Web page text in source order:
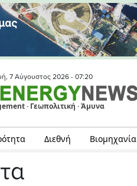
7 Αύγουστος 2026 - 07:20
· Γεωπολιτική · Άμυνα
Διεθνή Βιομηχανία